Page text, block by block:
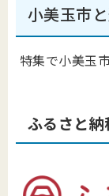
小美玉市
特集で小美玉
ふるさと